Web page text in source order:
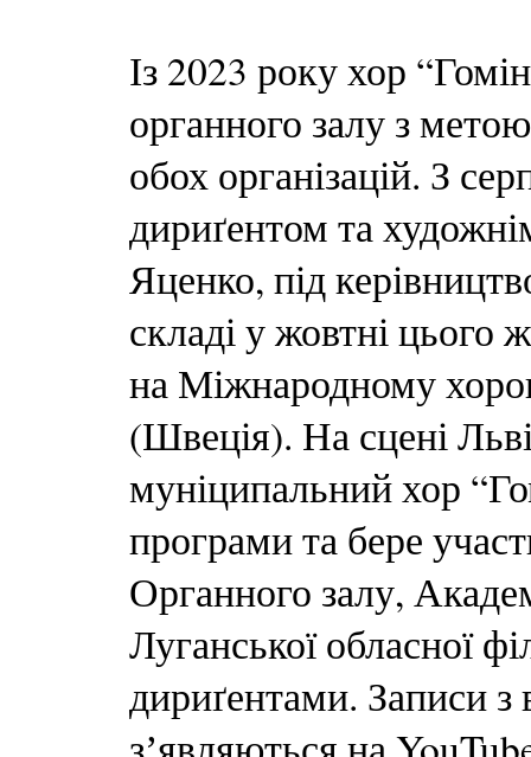
Із 2023 року хор
органного залу з
обох організацій. З
дириґентом та
Яценко, під
складі у жовтні цього
на Міжнародному
(Швеція). На сцені
муніципальний хор
програми та бере
Органного залу,
Луганської обласної
дириґентами. Записи з